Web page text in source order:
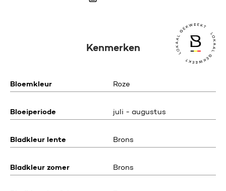
Kenmerken
Bloemkleur Roze
Bloeiperiode juli - augustus
Bladkleur lente Brons
Bladkleur zomer Brons